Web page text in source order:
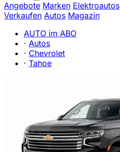
Angebote Marken Elektroautos
Verkaufen Autos Magazin
AUTO im ABO
· Autos
· Chevrolet
· Tahoe